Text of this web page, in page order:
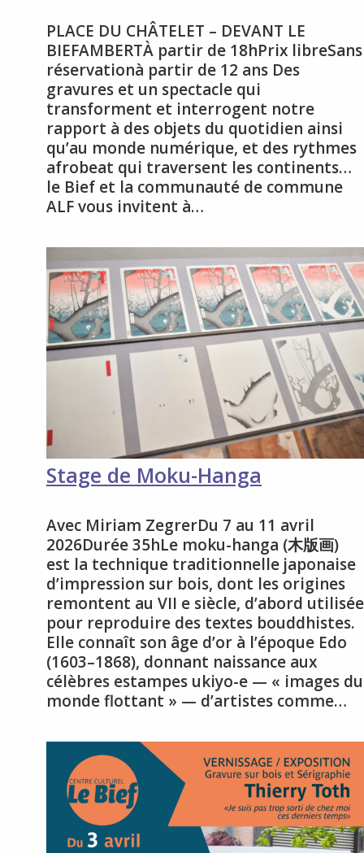
PLACE DU CHÂTELET – DEVANT LE
BIEFAMBERTÀ partir de 18hPrix libreSans
réservationà partir de 12 ans Des
gravures et un spectacle qui
transforment et interrogent notre
rapport à des objets du quotidien ainsi
qu’au monde numérique, et des rythmes
afrobeat qui traversent les continents…
le Bief et la communauté de commune
ALF vous invitent à…
Stage de Moku-Hanga
Avec Miriam ZegrerDu 7 au 11 avril
2026Durée 35hLe moku-hanga (木版画)
est la technique traditionnelle japonaise
d’impression sur bois, dont les origines
remontent au VII e siècle, d’abord utilisée
pour reproduire des textes bouddhistes.
Elle connaît son âge d’or à l’époque Edo
(1603–1868), donnant naissance aux
célèbres estampes ukiyo-e — « images du
monde flottant » — d’artistes comme…